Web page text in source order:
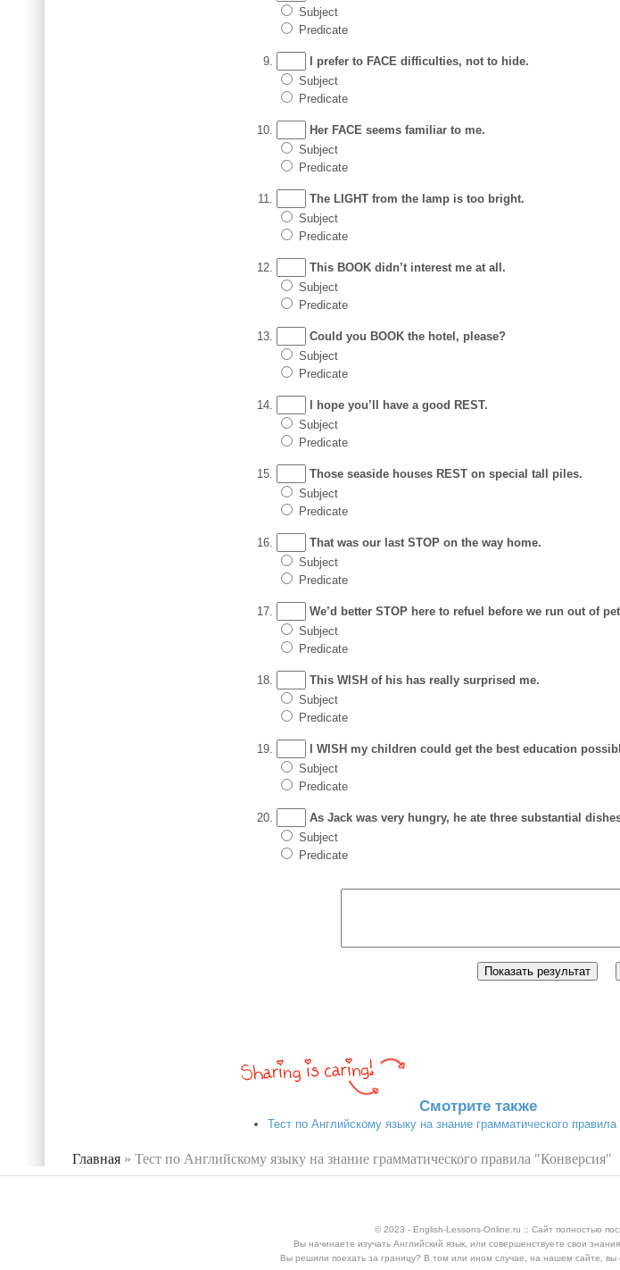
Subject
Predicate
I prefer to FACE difficulties, not to hide.
Subject
Predicate
Her FACE seems familiar to me.
Subject
Predicate
The LIGHT from the lamp is too bright.
Subject
Predicate
This BOOK didn’t interest me at all.
Subject
Predicate
Could you BOOK the hotel, please?
Subject
Predicate
I hope you’ll have a good REST.
Subject
Predicate
Those seaside houses REST on special tall piles.
Subject
Predicate
That was our last STOP on the way home.
Subject
Predicate
We’d better STOP here to refuel before we run out of
Subject
Predicate
This WISH of his has really surprised me.
Subject
Predicate
I WISH my children could get the best education
Subject
Predicate
As Jack was very hungry, he ate three substantial
Subject
Predicate
Смотрите также
Тест по Английскому языку на знание грамматического
Вы здесь
Главная »Тест по Английскому языку на знание грамматического правила "Конверсия"
© 2023 - English-Lessons-Online.ru :: Сайт полностью
Вы начинаете изучать Английский язык, или совершенствуете свои
Вы решили поехать за границу? В том или ином случае, на нашем сайте,